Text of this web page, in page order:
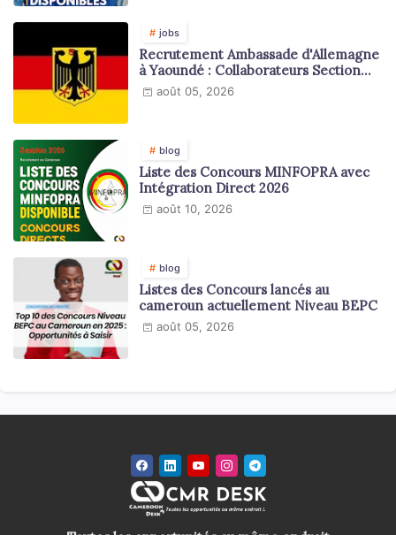
jobs
Recrutement Ambassade d'Allemagne
à Yaoundé : Collaborateurs Section
Juridique et Consulaire
août 05, 2026
blog
Liste des Concours MINFOPRA avec
Intégration Direct 2026
août 10, 2026
blog
Listes des Concours lancés au
cameroun actuellement Niveau BEPC
août 05, 2026